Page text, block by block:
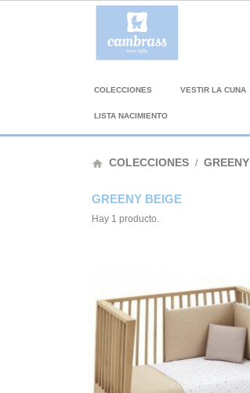
COLECCIONES VESTIR LA CUNA
LISTA NACIMIENTO
home COLECCIONES GREENY
GREENY BEIGE
Hay 1 producto.